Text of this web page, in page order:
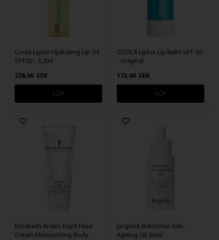
Coola Liplux Hydrating Lip Oil
SPF30 - 3,2ml
228,00 SEK
COOLA Liplux Lip Balm SPF 30
- Original
172,00 SEK
Elizabeth Arden Eight Hour
Cream Moisturizing Body
Jorgobé Bakuchiol Anti-
Ageing Oil 30ml